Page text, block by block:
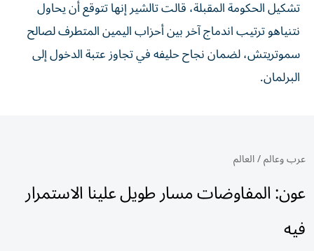
تشكيل الحكومة المقبلة، قالت تالشير إنها تتوقع أن يحاول
نتنياهو ترتيب اندماج آخر بين أحزاب اليمين المتطرف لصالح
سموتريتش، لضمان ⁠نجاح حليفه في تجاوز عتبة الدخول إلى
البرلمان.
عرب وعالم/العالم
عون: المفاوضات مسار طويل علينا الاستمرار
فيه